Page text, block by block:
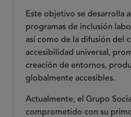
Este objetivo se desarrolla
programas de inclusión
así como de la difusión del
accesibilidad universal,
creación de entornos,
globalmente accesibles.
Actualmente, el Grupo
comprometido con su